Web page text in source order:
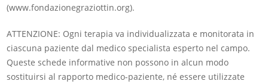
(www.fondazionegraziottin.org).
ATTENZIONE: Ogni terapia va individualizzata e monitorata in
ciascuna paziente dal medico specialista esperto nel campo.
Queste schede informative non possono in alcun modo
sostituirsi al rapporto medico-paziente, né essere utilizzate